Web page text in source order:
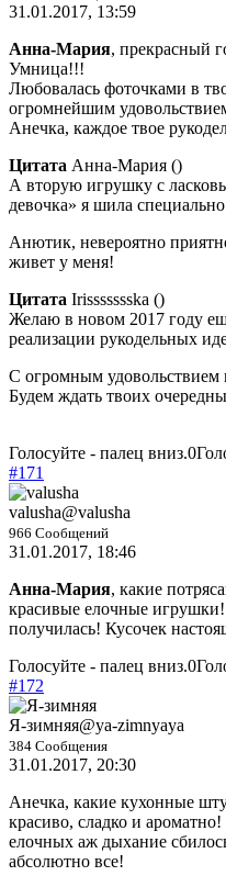
31.01.2017, 13:59
Анна-Мария, прекрасный
Умница!!!
Любовалась фоточками в
огромнейшим
Анечка, каждое твое
Цитата Анна-Мария ()
А вторую игрушку с
девочка» я шила
Анютик, невероятно
живет у меня!
Цитата Irissssssska ()
Желаю в новом 2017 году
реализации рукодельных
С огромным
Будем ждать твоих
Голосуйте - палец вниз.0
#171
valusha@valusha
966 Сообщений
31.01.2017, 18:46
Анна-Мария, какие
красивые елочные игрушки!
получилась! Кусочек
Голосуйте - палец вниз.0
#172
Я-зимняя@ya-zimnyaya
384 Сообщения
31.01.2017, 20:30
Анечка, какие кухонные
красиво, сладко и
елочных аж дыхание
абсолютно все!